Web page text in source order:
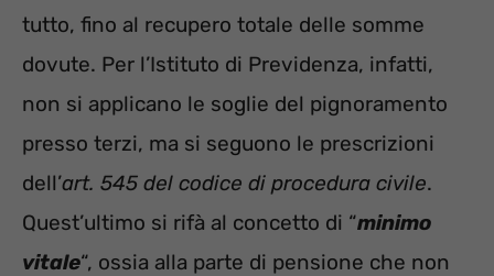
tutto, fino al recupero totale delle somme
dovute. Per l’Istituto di Previdenza, infatti,
non si applicano le soglie del pignoramento
presso terzi, ma si seguono le prescrizioni
dell’art. 545 del codice di procedura civile.
Quest’ultimo si rifà al concetto di “minimo
vitale“, ossia alla parte di pensione che non